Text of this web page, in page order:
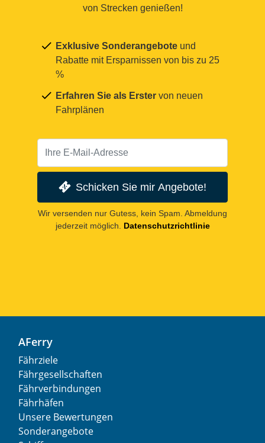
von Strecken genießen!
Exklusive Sonderangebote und
Rabatte mit Ersparnissen von bis zu 25
%
Erfahren Sie als Erster von neuen
Fahrplänen
Schicken Sie mir Angebote!
Wir versenden nur Gutess, kein Spam. Abmeldung
jederzeit möglich.
Datenschutzrichtlinie
AFerry
Fährziele
Fährgesellschaften
Fährverbindungen
Fährhäfen
Unsere Bewertungen
Sonderangebote